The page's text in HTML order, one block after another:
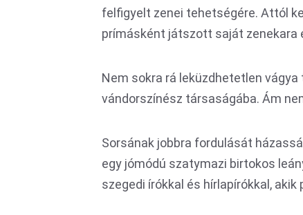
felfigyelt zenei tehetségére. Attól
prímásként játszott saját zenekara
Nem sokra rá leküzdhetetlen
vándorszínész társaságába. Ám
Sorsának jobbra fordulását
egy jómódú szatymazi birtokos
szegedi írókkal és hírlapírókkal,